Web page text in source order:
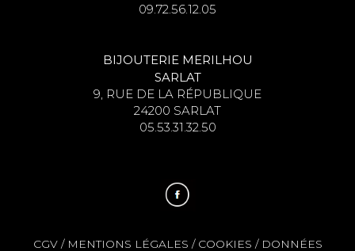
09.72.56.12.05
BIJOUTERIE MERILHOU
SARLAT
9, RUE DE LA RÉPUBLIQUE
24200 SARLAT
05.53.31.32.50
CGV/ MENTIONS LÉGALES / COOKIES / DONNÉES